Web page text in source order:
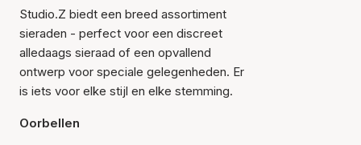
Studio.Z biedt een breed assortiment
sieraden - perfect voor een discreet
alledaags sieraad of een opvallend
ontwerp voor speciale gelegenheden. Er
is iets voor elke stijl en elke stemming.
Oorbellen